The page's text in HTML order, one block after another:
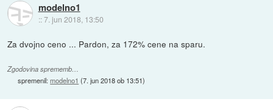
modelno1
::7. jun 2018, 13:50
Za dvojno ceno ... Pardon, za 172% cene na sparu.
Zgodovina sprememb…
spremenil:modelno1 (7. jun 2018 ob 13:51)